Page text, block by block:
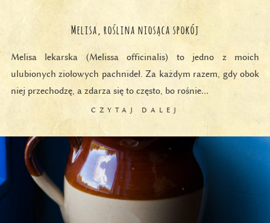
Melisa, roślina niosąca spokój
Melisa lekarska (Melissa officinalis) to jedno z moich
ulubionych ziołowych pachnideł. Za każdym razem, gdy obok
niej przechodzę, a zdarza się to często, bo rośnie…
CZYTAJ DALEJ